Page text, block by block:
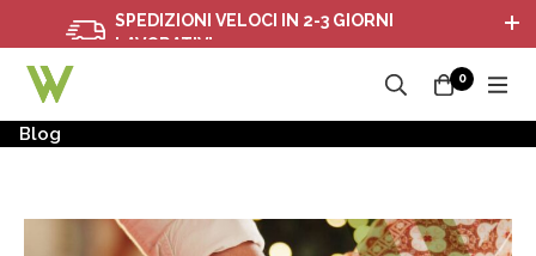
SPEDIZIONI VELOCI IN 2-3 GIORNI
LAVORATIVI
0
Blog